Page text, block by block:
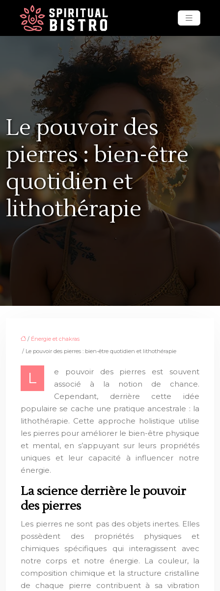
Le pouvoir des
pierres : bien-être
quotidien et
lithothérapie
/ Énergie et chakras
/ Le pouvoir des pierres : bien-être quotidien et lithothérapie
L
e pouvoir des pierres est souvent
associé à la notion de chance.
Cependant, derrière cette idée
populaire se cache une pratique ancestrale : la
lithothérapie. Cette approche holistique utilise
les pierres pour améliorer le bien-être physique
et mental, en s’appuyant sur leurs propriétés
uniques et leur capacité à influencer notre
énergie.
La science derrière le pouvoir
des pierres
Les pierres ne sont pas des objets inertes. Elles
possèdent des propriétés physiques et
chimiques spécifiques qui interagissent avec
notre corps et notre énergie. La couleur, la
composition chimique et la structure cristalline
de chaque pierre contribuent à sa vibration